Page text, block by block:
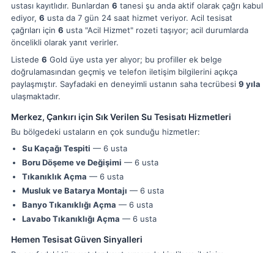
ustası kayıtlıdır. Bunlardan 6 tanesi şu anda aktif olarak çağrı kabul
ediyor, 6 usta da 7 gün 24 saat hizmet veriyor. Acil tesisat
çağrıları için 6 usta "Acil Hizmet" rozeti taşıyor; acil durumlarda
öncelikli olarak yanıt verirler.
Listede 6 Gold üye usta yer alıyor; bu profiller ek belge
doğrulamasından geçmiş ve telefon iletişim bilgilerini açıkça
paylaşmıştır. Sayfadaki en deneyimli ustanın saha tecrübesi 9 yıla
ulaşmaktadır.
Merkez, Çankırı için Sık Verilen Su Tesisatı Hizmetleri
Bu bölgedeki ustaların en çok sunduğu hizmetler:
Su Kaçağı Tespiti — 6 usta
Boru Döşeme ve Değişimi — 6 usta
Tıkanıklık Açma — 6 usta
Musluk ve Batarya Montajı — 6 usta
Banyo Tıkanıklığı Açma — 6 usta
Lavabo Tıkanıklığı Açma — 6 usta
Hemen Tesisat Güven Sinyalleri